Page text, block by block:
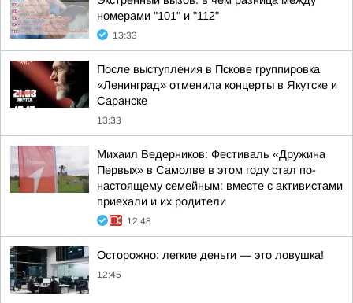
номерами "101" и "112"
13:33
После выступления в Пскове группировка
«Ленинград» отменила концерты в Якутске и
Саранске
13:33
Михаил Ведерников: Фестиваль «Дружина
Первых» в Самолве в этом году стал по-
настоящему семейным: вместе с активистами
приехали и их родители
12:48
Осторожно: легкие деньги — это ловушка!
12:45